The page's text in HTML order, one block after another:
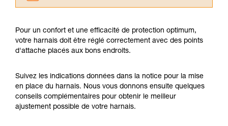
consulter. Vous devez avoir compris les
informations de la notice technique pour
pouvoir comprendre ce complément
Maîtriser ces techniques nécessite une
formation et un entraînement spécifique. Validez
avec un professionnel votre capacité à refaire
la manipulation, seul, en toute sécurité, avant
Pour un confort et une efficacité de protection optimum,
votre harnais doit être réglé correctement avec des points
d'attache placés aux bons endroits.
Suivez les indications données dans la notice pour la mise
en place du harnais. Nous vous donnons ensuite quelques
conseils complémentaires pour obtenir le meilleur
ajustement possible de votre harnais.